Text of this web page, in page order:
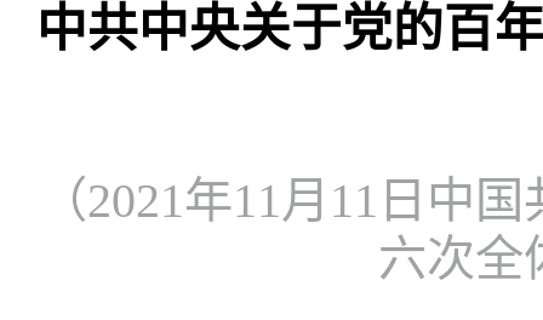
中共中央关于党的百
（2021年11月 11 日中
六次全